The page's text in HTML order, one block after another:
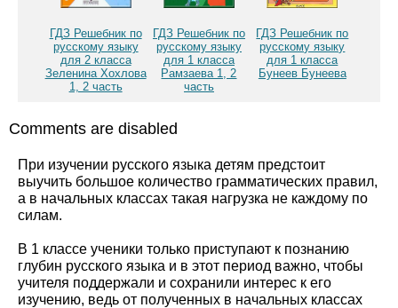
ГДЗ Решебник по
русскому языку
для 2 класса
Зеленина Хохлова
1, 2 часть
ГДЗ Решебник по
русскому языку
для 1 класса
Рамзаева 1, 2
часть
ГДЗ Решебник по
русскому языку
для 1 класса
Бунеев Бунеева
Comments are disabled
При изучении русского языка детям предстоит
выучить большое количество грамматических правил,
а в начальных классах такая нагрузка не каждому по
силам.
В 1 классе ученики только приступают к познанию
глубин русского языка и в этот период важно, чтобы
учителя поддержали и сохранили интерес к его
изучению, ведь от полученных в начальных классах